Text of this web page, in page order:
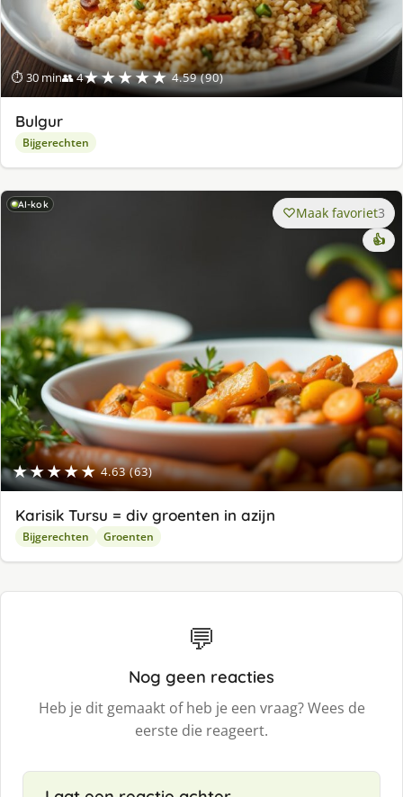
⏱ 30 min👥 4★★★★★ 4.59 (90)
Bulgur
Bijgerechten
AI-kok
★★★★★ 4.63 (63)
Maak favoriet3
👍
Karisik Tursu = div groenten in azijn
Bijgerechten Groenten
💬
Nog geen reacties
Heb je dit gemaakt of heb je een vraag? Wees de
eerste die reageert.